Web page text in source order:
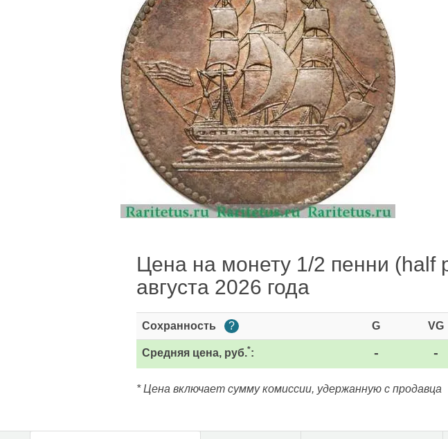
Цена на монету 1/2 пенни (half
августа 2026 года
Сохранность ? G VG
Средняя цена, руб.*: - -
* Цена включает сумму комиссии, удержанную с продавца